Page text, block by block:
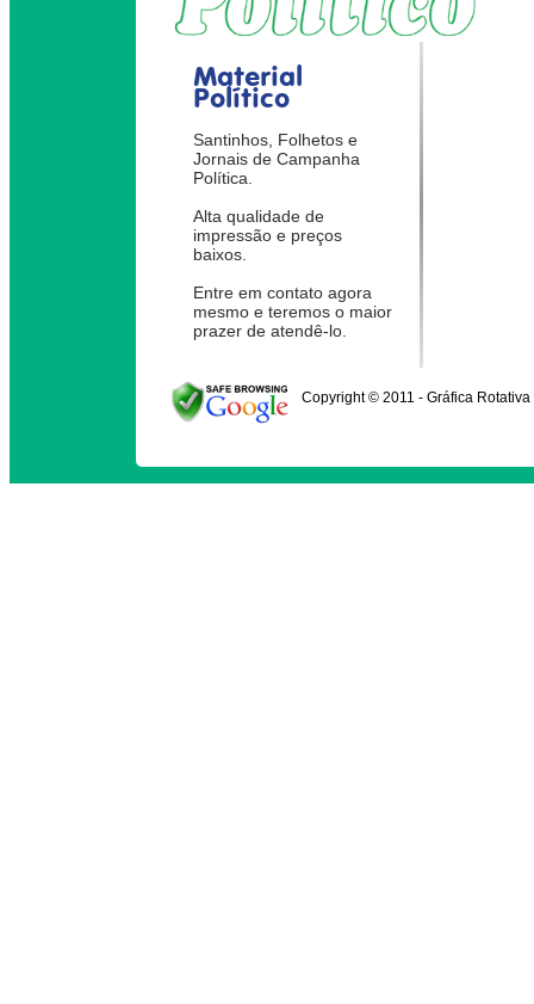
Material
Político
Santinhos, Folhetos e
Jornais de Campanha
Política.
Alta qualidade de
impressão e preços
baixos.
Entre em contato agora
mesmo e teremos o maior
prazer de atendê-lo.
Copyright © 2011 - Gráfica